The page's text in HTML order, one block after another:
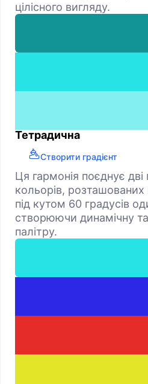
цілісного вигляду.
Тетрадична
Створити градієнт
Ця гармонія поєднує
кольорів, розташованих
під кутом 60 градусів
створюючи динамічну
палітру.